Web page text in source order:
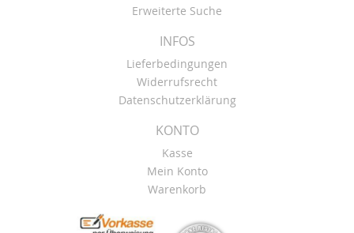
Erweiterte Suche
INFOS
Lieferbedingungen
Widerrufsrecht
Datenschutzerklärung
KONTO
Kasse
Mein Konto
Warenkorb